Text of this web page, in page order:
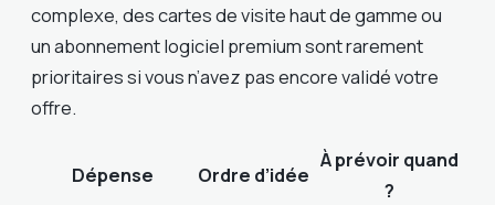
complexe, des cartes de visite haut de gamme ou
un abonnement logiciel premium sont rarement
prioritaires si vous n’avez pas encore validé votre
offre.
Dépense Ordre d’idée
À prévoir quand
?